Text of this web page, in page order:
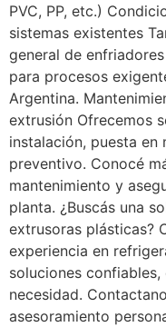
PVC, PP, etc.)
sistemas existentes
general de
para procesos
Argentina.
extrusión Ofrecemos
instalación, puesta en
preventivo. Conocé
mantenimiento y
planta. ¿Buscás una
extrusoras plásticas?
experiencia en
soluciones
necesidad.
asesoramiento